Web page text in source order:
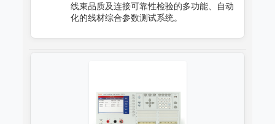
线束品质及连接可靠性检验的多功能、自动
化的线材综合参数测试系统。